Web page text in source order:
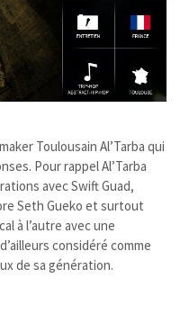
Toulousain Al’Tarba qui
Pour rappel Al’Tarba
avec Swift Guad,
Seth Gueko et surtout
à l’autre avec une
considéré comme
de sa génération.